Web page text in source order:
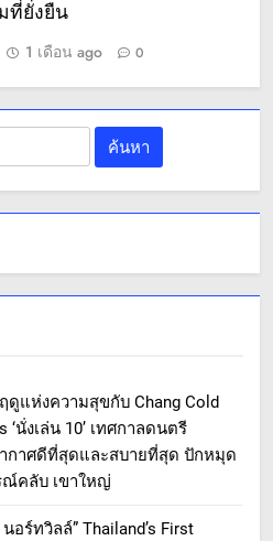
ที่ยั่งยืน
1 เดือน ago 0
ฤดูแห่งความสุขกับ Chang Cold
‘นั่งเล่น 10’ เทศกาลดนตรี
กาศดีที่สุดและสบายที่สุด ปักหมุด
คลับ เขาใหญ่
อร์ทวิลล์” Thailand’s First